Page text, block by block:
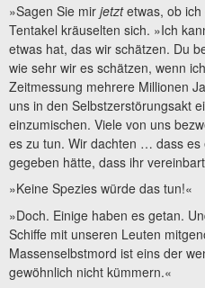
»Sagen Sie mir jetztetwas, ob
Tentakel kräuselten sich. »Ich
etwas hat, das wir schätzen. Du
wie sehr wir es schätzen, wenn
Zeitmessung mehrere Millionen
uns in den Selbstzerstörungsakt
einzumischen. Viele von uns
es zu tun. Wir dachten … dass es
gegeben hätte, dass ihr
»Keine Spezies würde das tun!«
»Doch. Einige haben es getan.
Schiffe mit unseren Leuten
Massenselbstmord ist eins der
gewöhnlich nicht kümmern.«